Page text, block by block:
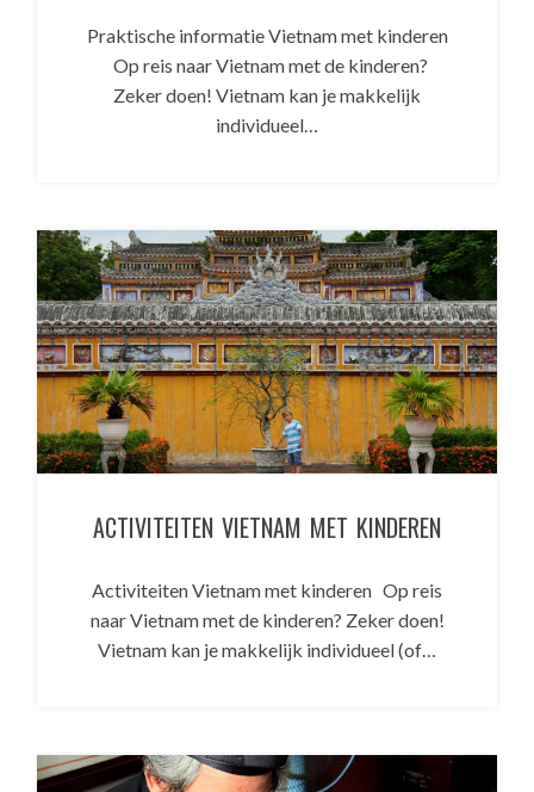
Praktische informatie Vietnam met kinderen
Op reis naar Vietnam met de kinderen?
Zeker doen! Vietnam kan je makkelijk
individueel…
ACTIVITEITEN VIETNAM MET KINDEREN
Activiteiten Vietnam met kinderen Op reis
naar Vietnam met de kinderen? Zeker doen!
Vietnam kan je makkelijk individueel (of…